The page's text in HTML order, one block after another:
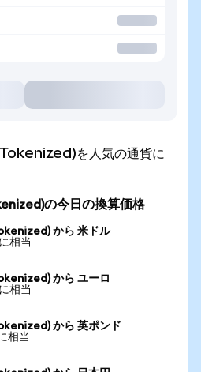
を人気の通貨に
の今日の換算価格
から 米ドル
相当
から ユーロ
相当
から 英ポンド
相当